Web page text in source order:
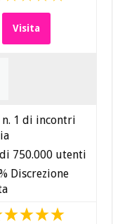
Visita
n. 1 di incontri
750.000 utenti
Discrezione